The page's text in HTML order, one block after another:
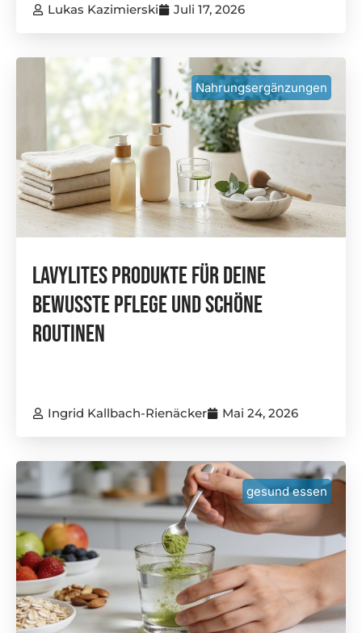
Lukas Kazimierski Juli 17, 2026
Nahrungsergänzungen
Lavylites Produkte Für Deine
Bewusste Pflege Und Schöne
Routinen
Ingrid Kallbach-Rienäcker Mai 24, 2026
gesund essen